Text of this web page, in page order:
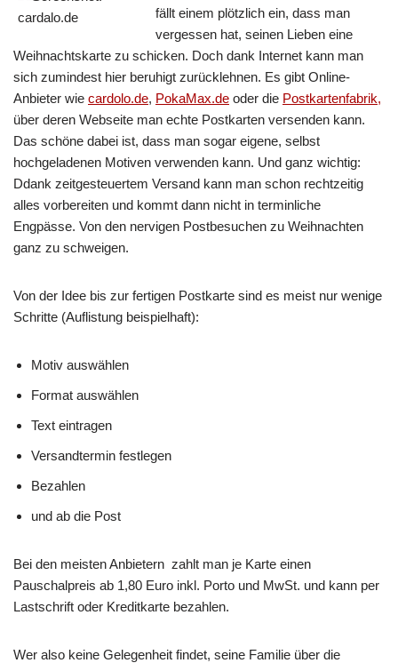
fällt einem plötzlich ein, dass man
vergessen hat, seinen Lieben eine
Weihnachtskarte zu schicken. Doch dank Internet kann man
sich zumindest hier beruhigt zurücklehnen. Es gibt Online-
Anbieter wie cardolo.de, PokaMax.de oder die Postkartenfabrik,
über deren Webseite man echte Postkarten versenden kann.
Das schöne dabei ist, dass man sogar eigene, selbst
hochgeladenen Motiven verwenden kann. Und ganz wichtig:
Ddank zeitgesteuertem Versand kann man schon rechtzeitig
alles vorbereiten und kommt dann nicht in terminliche
Engpässe. Von den nervigen Postbesuchen zu Weihnachten
ganz zu schweigen.
Von der Idee bis zur fertigen Postkarte sind es meist nur wenige
Schritte (Auflistung beispielhaft):
Motiv auswählen
Format auswählen
Text eintragen
Versandtermin festlegen
Bezahlen
und ab die Post
Bei den meisten Anbietern zahlt man je Karte einen
Pauschalpreis ab 1,80 Euro inkl. Porto und MwSt. und kann per
Lastschrift oder Kreditkarte bezahlen.
Wer also keine Gelegenheit findet, seine Familie über die